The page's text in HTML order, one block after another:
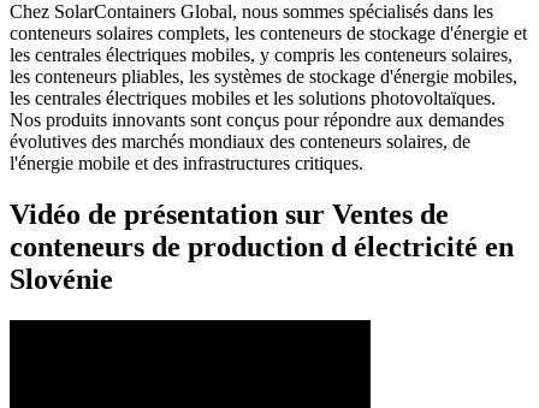
Chez SolarContainers Global, nous sommes spécialisés dans les
conteneurs solaires complets, les conteneurs de stockage d'énergie et
les centrales électriques mobiles, y compris les conteneurs solaires,
les conteneurs pliables, les systèmes de stockage d'énergie mobiles,
les centrales électriques mobiles et les solutions photovoltaïques.
Nos produits innovants sont conçus pour répondre aux demandes
évolutives des marchés mondiaux des conteneurs solaires, de
l'énergie mobile et des infrastructures critiques.
Vidéo de présentation sur Ventes de
conteneurs de production d électricité en
Slovénie